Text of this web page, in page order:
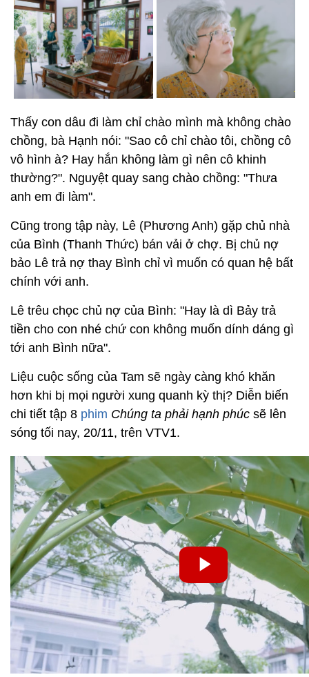
Thấy con dâu đi làm chỉ chào mình mà không chào
chồng, bà Hạnh nói: "Sao cô chỉ chào tôi, chồng cô
vô hình à? Hay hắn không làm gì nên cô khinh
thường?". Nguyệt quay sang chào chồng: "Thưa
anh em đi làm".
Cũng trong tập này, Lê (Phương Anh) gặp chủ nhà
của Bình (Thanh Thức) bán vải ở chợ. Bị chủ nợ
bảo Lê trả nợ thay Bình chỉ vì muốn có quan hệ bất
chính với anh.
Lê trêu chọc chủ nợ của Bình: "Hay là dì Bảy trả
tiền cho con nhé chứ con không muốn dính dáng gì
tới anh Bình nữa".
Liệu cuộc sống của Tam sẽ ngày càng khó khăn
hơn khi bị mọi người xung quanh kỳ thị? Diễn biến
chi tiết tập 8 phim Chúng ta phải hạnh phúc sẽ lên
sóng tối nay, 20/11, trên VTV1.